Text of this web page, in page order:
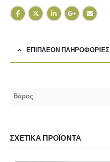
ΕΠΙΠΛΈΟΝ ΠΛΗΡΟΦΟΡΊΕΣ
Βάρος
ΣΧΕΤΙΚΆ ΠΡΟΪΌΝΤΑ